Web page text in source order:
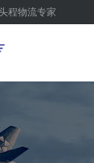
程物流专家